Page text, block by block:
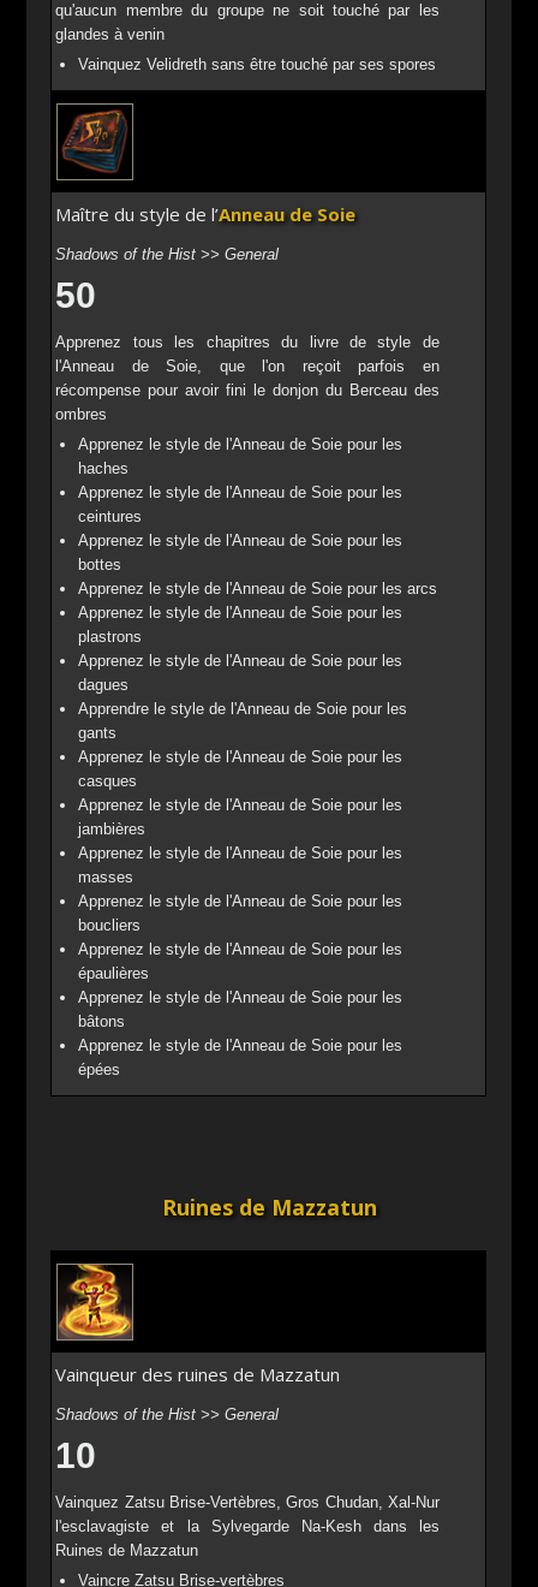
qu'aucun membre du groupe ne soit touché par les
glandes à venin
Vainquez Velidreth sans être touché par ses spores
Maître du style de l’Anneau de Soie
Shadows of the Hist >> General
50
Apprenez tous les chapitres du livre de style de
l'Anneau de Soie, que l'on reçoit parfois en
récompense pour avoir fini le donjon du Berceau des
ombres
Apprenez le style de l'Anneau de Soie pour les
haches
Apprenez le style de l'Anneau de Soie pour les
ceintures
Apprenez le style de l'Anneau de Soie pour les
bottes
Apprenez le style de l'Anneau de Soie pour les arcs
Apprenez le style de l'Anneau de Soie pour les
plastrons
Apprenez le style de l'Anneau de Soie pour les
dagues
Apprendre le style de l'Anneau de Soie pour les
gants
Apprenez le style de l'Anneau de Soie pour les
casques
Apprenez le style de l'Anneau de Soie pour les
jambières
Apprenez le style de l'Anneau de Soie pour les
masses
Apprenez le style de l'Anneau de Soie pour les
boucliers
Apprenez le style de l'Anneau de Soie pour les
épaulières
Apprenez le style de l'Anneau de Soie pour les
bâtons
Apprenez le style de l'Anneau de Soie pour les
épées
Ruines de Mazzatun
Vainqueur des ruines de Mazzatun
Shadows of the Hist >> General
10
Vainquez Zatsu Brise-Vertèbres, Gros Chudan, Xal-Nur
l'esclavagiste et la Sylvegarde Na-Kesh dans les
Ruines de Mazzatun
Vaincre Zatsu Brise-vertèbres